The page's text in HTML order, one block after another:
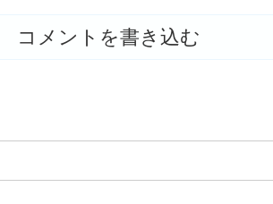
コメントを書き込む